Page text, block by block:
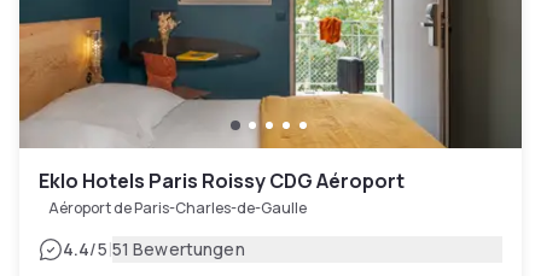
Eklo Hotels Paris Roissy CDG Aéroport
Aéroport de Paris-Charles-de-Gaulle
4.4/5|51 Bewertungen